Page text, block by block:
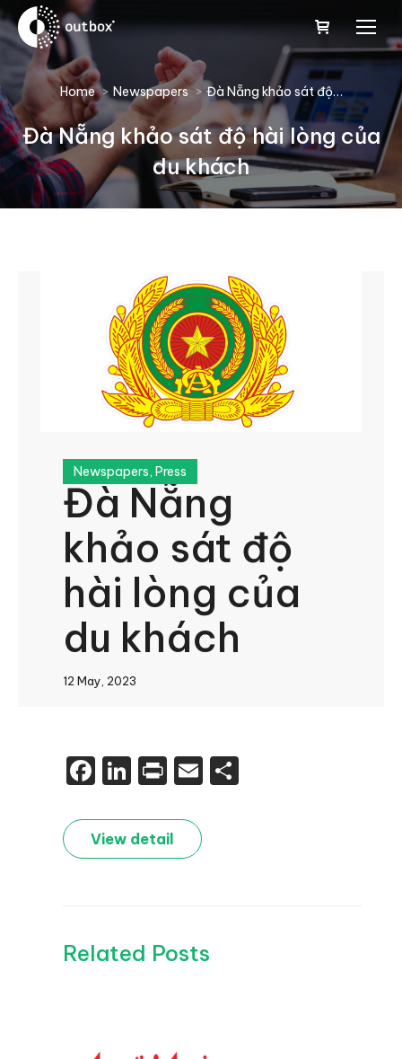
You are here:
Home Newspapers Đà Nẵng khảo sát độ…
Đà Nẵng khảo sát độ hài lòng của
du khách
Newspapers, Press
Đà Nẵng
khảo sát độ
hài lòng của
du khách
12 May, 2023
Facebook
LinkedIn
PrintEmail
View detail
Related Posts